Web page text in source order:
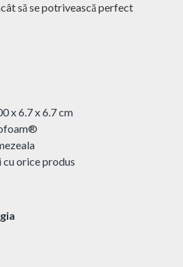
să se potrivească perfect
x 6.7 x 6.7 cm
cu orice produs